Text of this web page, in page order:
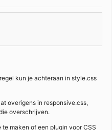
kun je achteraan in style.css
overigens in responsive.css,
overschrijven.
maken of een plugin voor CSS